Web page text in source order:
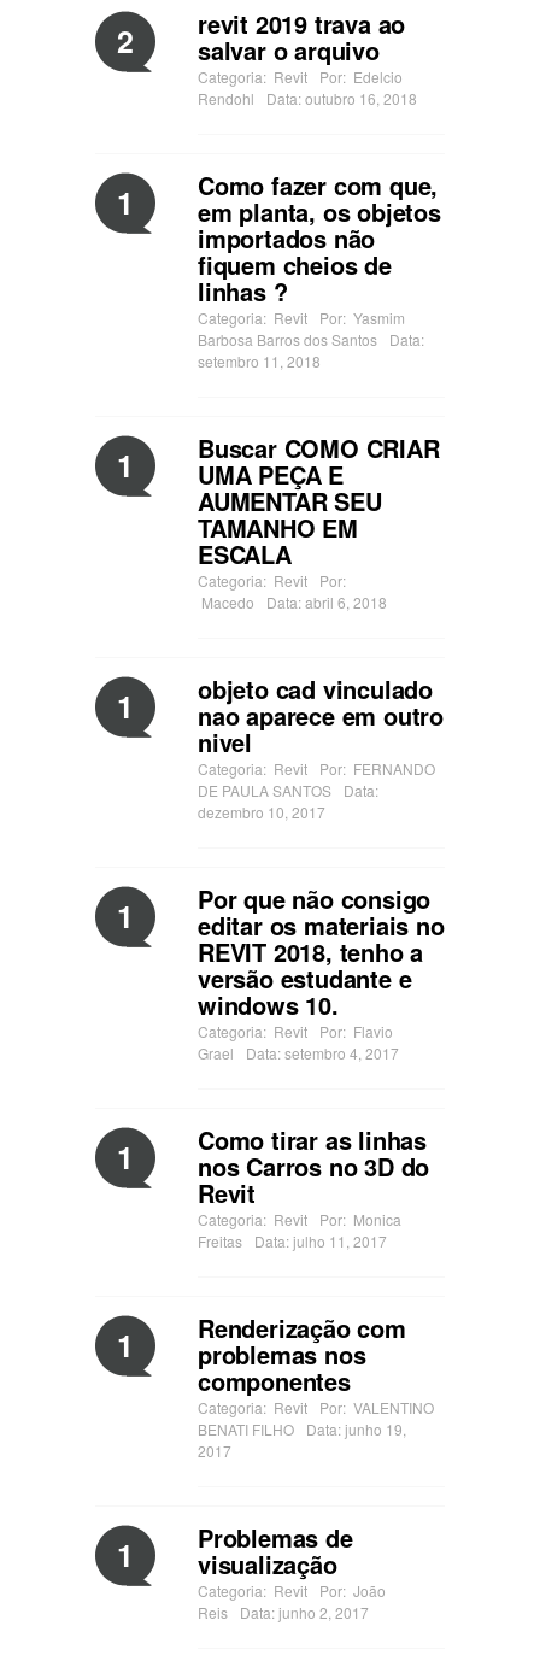
2 revit 2019 trava ao
salvar o arquivo
Categoria: Revit Por: Edelcio
Rendohl
Data: outubro 16, 2018
1 Como fazer com que,
em planta, os objetos
importados não
fiquem cheios de
linhas ?
Categoria: Revit Por: Yasmim
Barbosa Barros dos Santos
Data:
setembro 11, 2018
1 Buscar COMO CRIAR
UMA PEÇA E
AUMENTAR SEU
TAMANHO EM
ESCALA
Categoria: Revit
Por:
Macedo
Data: abril 6, 2018
1 objeto cad vinculado
nao aparece em outro
nivel
Categoria: Revit Por: FERNANDO
DE PAULA SANTOS
Data:
dezembro 10, 2017
1 Por que não consigo
editar os materiais no
REVIT 2018, tenho a
versão estudante e
windows 10.
Categoria: Revit Por: Flavio
Grael
Data: setembro 4, 2017
1 Como tirar as linhas
nos Carros no 3D do
Revit
Categoria: Revit Por: Monica
Freitas
Data: julho 11, 2017
1 Renderização com
problemas nos
componentes
Categoria: Revit Por: VALENTINO
BENATI FILHO
Data: junho 19,
2017
1 Problemas de
visualização
Categoria: Revit Por: João
Reis
Data: junho 2, 2017